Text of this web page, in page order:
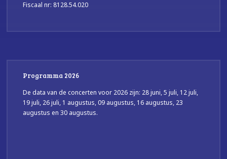
Fiscaal nr: 8128.54.020
Programma 2026
De data van de concerten voor 2026 zijn: 28 juni, 5 juli, 12 juli,
19 juli, 26 juli, 1 augustus, 09 augustus, 16 augustus, 23
augustus en 30 augustus.